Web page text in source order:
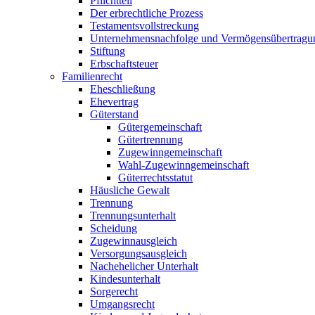
Der erbrechtliche Prozess
Testamentsvollstreckung
Unternehmensnachfolge und
Stiftung
Erbschaftsteuer
Familienrecht
Eheschließung
Ehevertrag
Güterstand
Gütergemeinschaft
Gütertrennung
Zugewinngemeinschaft
Wahl-Zugewinngemeinschaft
Güterrechtsstatut
Häusliche Gewalt
Trennung
Trennungsunterhalt
Scheidung
Zugewinnausgleich
Versorgungsausgleich
Nachehelicher Unterhalt
Kindesunterhalt
Sorgerecht
Umgangsrecht